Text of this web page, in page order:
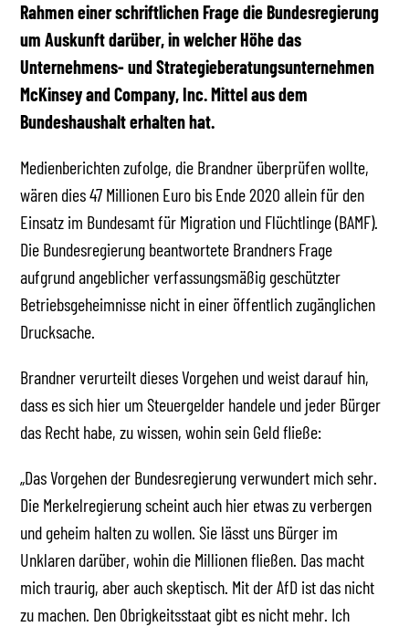
Rahmen einer schriftlichen Frage die Bundesregierung
um Auskunft darüber, in welcher Höhe das
Unternehmens- und Strategieberatungsunternehmen
McKinsey and Company, Inc. Mittel aus dem
Bundeshaushalt erhalten hat.
Medienberichten zufolge, die Brandner überprüfen wollte,
wären dies 47 Millionen Euro bis Ende 2020 allein für den
Einsatz im Bundesamt für Migration und Flüchtlinge (BAMF).
Die Bundesregierung beantwortete Brandners Frage
aufgrund angeblicher verfassungsmäßig geschützter
Betriebsgeheimnisse nicht in einer öffentlich zugänglichen
Drucksache.
Brandner verurteilt dieses Vorgehen und weist darauf hin,
dass es sich hier um Steuergelder handele und jeder Bürger
das Recht habe, zu wissen, wohin sein Geld fließe:
„Das Vorgehen der Bundesregierung verwundert mich sehr.
Die Merkelregierung scheint auch hier etwas zu verbergen
und geheim halten zu wollen. Sie lässt uns Bürger im
Unklaren darüber, wohin die Millionen fließen. Das macht
mich traurig, aber auch skeptisch. Mit der AfD ist das nicht
zu machen. Den Obrigkeitsstaat gibt es nicht mehr. Ich